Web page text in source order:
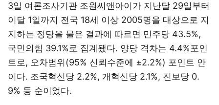
3일 여론조사기관 조원씨앤아이가 지난달 29일부터
이달 1일까지 전국 18세 이상 2005명을 대상으로 지
지하는 정당을 물은 결과에 따르면 민주당 43.5%,
국민의힘 39.1%로 집계됐다. 양당 격차는 4.4%포인
트로, 오차범위(95% 신뢰수준에 ±2.2%) 포인트 안
이다. 조국혁신당 2.2%, 개혁신당 2.1%, 진보당 0.
9% 등 순이었다.